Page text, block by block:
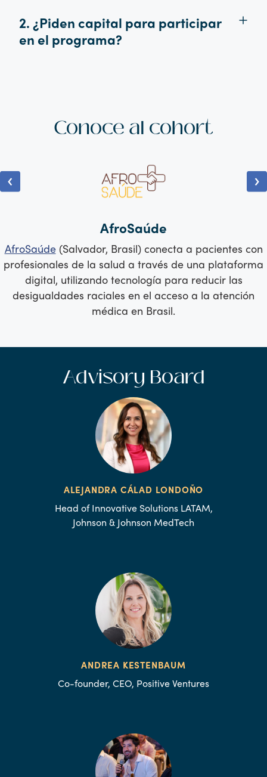
2. ¿Piden capital para participar
en el programa?
Conoce al cohort
AfroSaúde
AfroSaúde(Salvador, Brasil) conecta a pacientes con
profesionales de la salud a través de una plataforma
digital, utilizando tecnología para reducir las
desigualdades raciales en el acceso a la atención
médica en Brasil.
Advisory Board
ALEJANDRA CÁLAD LONDOÑO
Head of Innovative Solutions LATAM,
Johnson & Johnson MedTech
ANDREA KESTENBAUM
Co-founder, CEO, Positive Ventures